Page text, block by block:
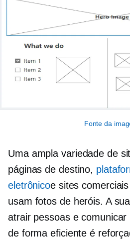
Fonte da
Uma ampla variedade de
páginas de destino,
eletrônicoe sites
usam fotos de heróis. A
atrair pessoas e comunicar
de forma eficiente é